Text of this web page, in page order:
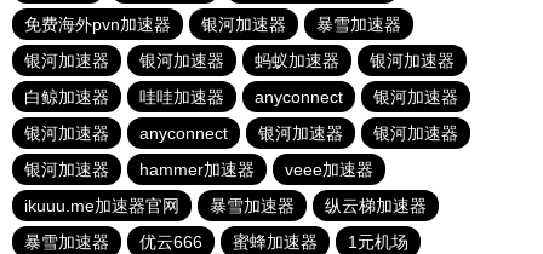
免费海外pvn加速器
银河加速器
暴雪加速器
银河加速器
银河加速器 蚂蚁加速器
银河加速器
白鲸加速器
哇哇加速器 anyconnect
银河加速器
银河加速器
anyconnect 银河加速器
银河加速器
银河加速器
hammer加速器
veee加速器
ikuuu.me加速器官网
暴雪加速器
纵云梯加速器
暴雪加速器
优云666 蜜蜂加速器 1元机场